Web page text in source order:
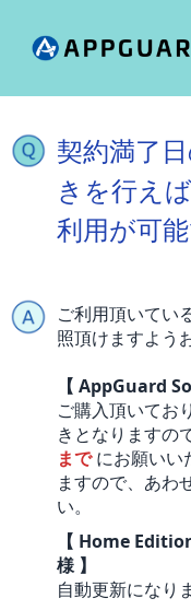
契約満了
きを行え
利用が可
ご利用頂いてい
照頂けますよう
【 AppGuard
ご購入頂いてお
きとなりますの
までにお願いい
ますので、あわ
い。
【 Home
様 】
自動更新になり